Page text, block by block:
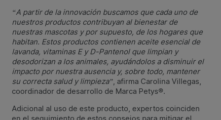
“A partir de la innovación buscamos que cada uno de
nuestros productos contribuyan al bienestar de
nuestras mascotas y por supuesto, de los hogares que
habitan. Estos productos contienen aceite esencial de
lavanda, vitaminas E y D-Pantenol que limpian y
desodorizan a los animales, ayudándolos a disminuir el
impacto por nuestra ausencia y, sobre todo, mantener
su correcta salud y limpieza” , afirma Carolina Villegas,
coordinador de desarrollo de Marca Petys®.
Adicional al uso de este producto, expertos coinciden
en el seguimiento de estos consejos para mitigar el